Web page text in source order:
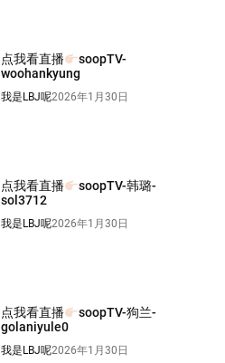
点我看直播
soopTV-
woohankyung
我是LBJ呢2026年1月30日
点我看直播
soopTV-韩璐-
sol3712
我是LBJ呢2026年1月30日
点我看直播
soopTV-狗兰-
golaniyule0
我是LBJ呢2026年1月30日